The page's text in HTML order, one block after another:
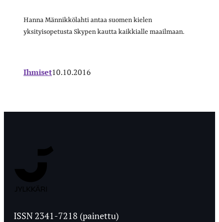
Hanna Männikkölahti antaa suomen kielen
yksityisopetusta Skypen kautta kaikkialle maailmaan.
Ihmiset10.10.2016
Ylioppilaslehti
ISSN 2341-7218 (painettu)